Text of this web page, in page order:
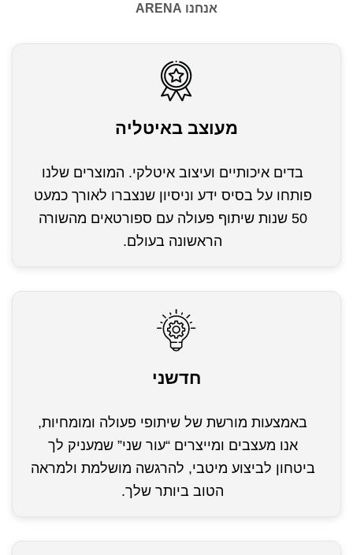
אנחנו ARENA
מעוצב באיטליה
בדים איכותיים ועיצוב איטלקי. המוצרים שלנו
פותחו על בסיס ידע וניסיון שנצברו לאורך כמעט
50 שנות שיתוף פעולה עם ספורטאים מהשורה
הראשונה בעולם.
חדשני
באמצעות מורשת של שיתופי פעולה ומומחיות,
אנו מעצבים ומייצרים “עור שני” שמעניק לך
ביטחון לביצוע מיטבי, להרגשה מושלמת ולמראה
הטוב ביותר שלך.